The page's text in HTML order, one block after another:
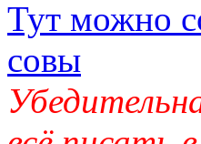
Тут можно
совы